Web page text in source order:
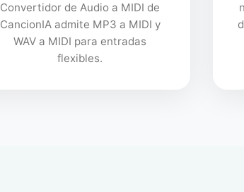
Convertidor de Audio a MIDI de
CancionIA admite MP3 a MIDI y
WAV a MIDI para entradas
flexibles.